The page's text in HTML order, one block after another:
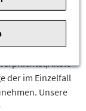
finden Sie in
verweisen auf
den
der im Einzelfall
Unsere